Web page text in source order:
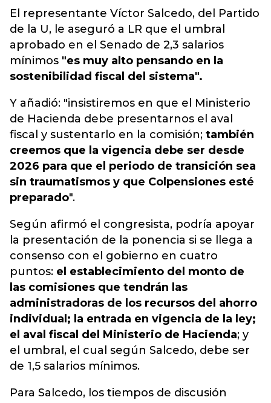
El representante Víctor Salcedo, del Partido
de la U, le aseguró a LR que el umbral
aprobado en el Senado de 2,3 salarios
mínimos "es muy alto pensando en la
sostenibilidad fiscal del sistema".
Y añadió: "insistiremos en que el Ministerio
de Hacienda debe presentarnos el aval
fiscal y sustentarlo en la comisión; también
creemos que la vigencia debe ser desde
2026 para que el periodo de transición sea
sin traumatismos y que Colpensiones esté
preparado".
Según afirmó el congresista, podría apoyar
la presentación de la ponencia si se llega a
consenso con el gobierno en cuatro
puntos: el establecimiento del monto de
las comisiones que tendrán las
administradoras de los recursos del ahorro
individual; la entrada en vigencia de la ley;
el aval fiscal del Ministerio de Hacienda; y
el umbral, el cual según Salcedo, debe ser
de 1,5 salarios mínimos.
Para Salcedo, los tiempos de discusión